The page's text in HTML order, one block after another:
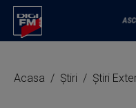
Acasa Știri Știri